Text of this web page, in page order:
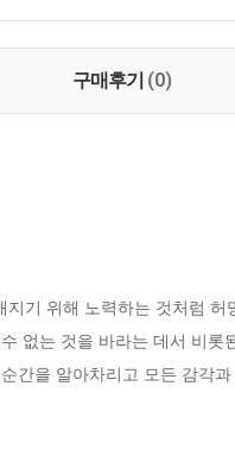
구매후기 (0)
기 위해 노력하는 것처럼
없는 것을 바라는 데서 비
간을 알아차리고 모든 감각